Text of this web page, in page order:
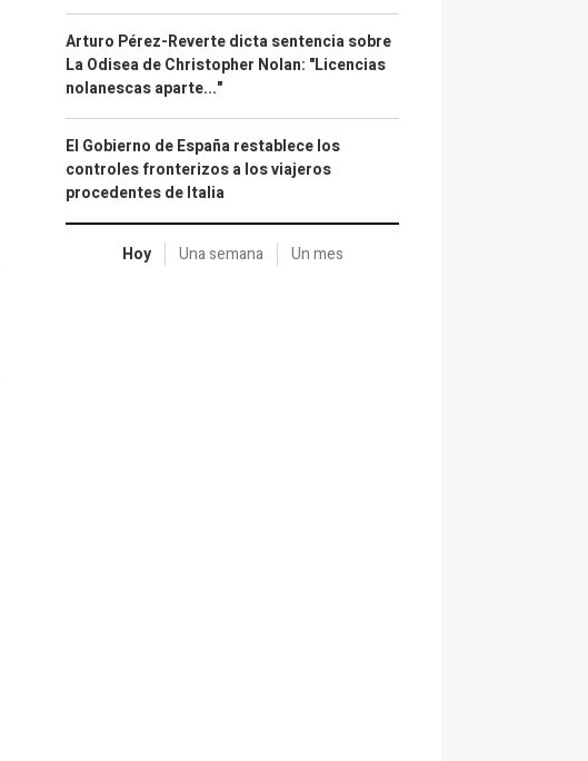
Arturo Pérez-Reverte dicta sentencia sobre
La Odisea de Christopher Nolan: "Licencias
nolanescas aparte..."
El Gobierno de España restablece los
controles fronterizos a los viajeros
procedentes de Italia
Hoy Una semana Un mes